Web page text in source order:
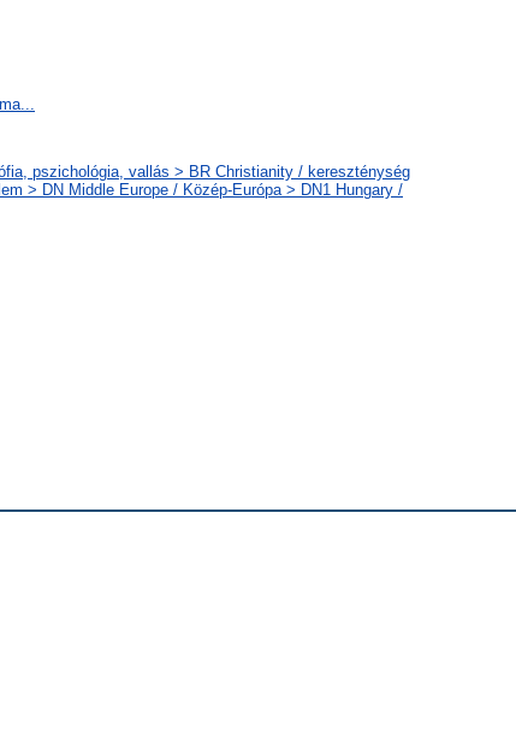
pszichológia, vallás > BR Christianity / kereszténység
> DN Middle Europe / Közép-Európa > DN1 Hungary /